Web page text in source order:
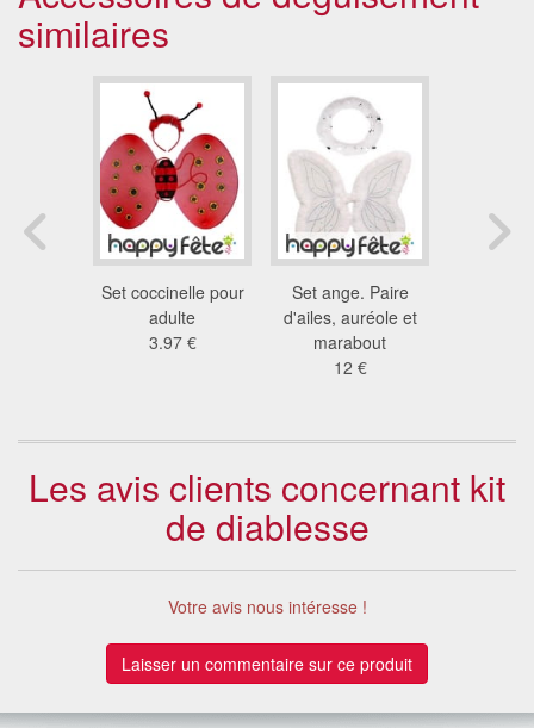
similaires
Set coccinelle pour
adulte
3.97 €
Set ange. Paire
d'ailes, auréole et
marabout
12 €
Les avis clients concernant kit
de diablesse
Votre avis nous intéresse !
Laisser un commentaire sur ce produit